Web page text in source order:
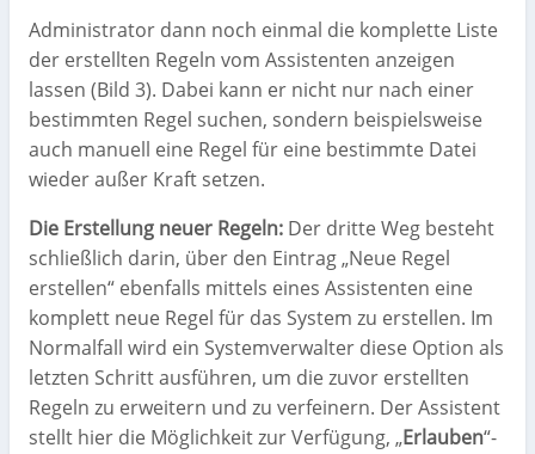
Administrator dann noch einmal die komplette Liste
der erstellten Regeln vom Assistenten anzeigen
lassen (Bild 3). Dabei kann er nicht nur nach einer
bestimmten Regel suchen, sondern beispielsweise
auch manuell eine Regel für eine bestimmte Datei
wieder außer Kraft setzen.
Die Erstellung neuer Regeln: Der dritte Weg besteht
schließlich darin, über den Eintrag „Neue Regel
erstellen“ ebenfalls mittels eines Assistenten eine
komplett neue Regel für das System zu erstellen. Im
Normalfall wird ein Systemverwalter diese Option als
letzten Schritt ausführen, um die zuvor erstellten
Regeln zu erweitern und zu verfeinern. Der Assistent
stellt hier die Möglichkeit zur Verfügung, „Erlauben“-